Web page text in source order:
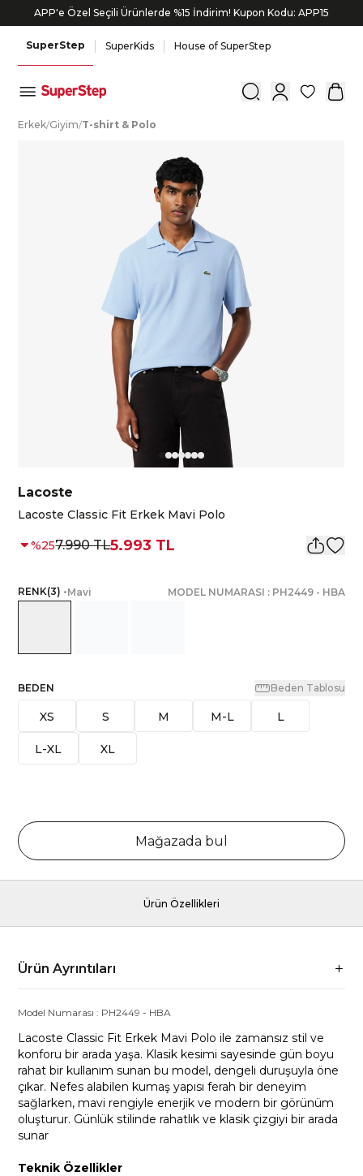
APP'e Özel Seçili Ürünlerde %15 İndirim! Kupon Kodu: APP15
Bonus kartlara özel vade farksız taksit seçenekleri!
SuperStep SuperKids House of SuperStep
0
Erkek/Giyim/T-shirt & Polo
Lacoste
Lacoste Classic Fit Erkek Mavi Polo
%257.990 TL5.993 TL
RENK(3) •Mavi MODEL NUMARASI : PH2449- HBA
BEDEN Beden Tablosu
XS S M M-L L
L-XL XL
Mağazada bul
Ürün Özellikleri
Ürün Ayrıntıları
Model Numarası : PH2449 - HBA
Lacoste Classic Fit Erkek Mavi Polo ile zamansız stil ve
konforu bir arada yaşa. Klasik kesimi sayesinde gün boyu
rahat bir kullanım sunan bu model, dengeli duruşuyla öne
çıkar. Nefes alabilen kumaş yapısı ferah bir deneyim
sağlarken, mavi rengiyle enerjik ve modern bir görünüm
oluşturur. Günlük stilinde rahatlık ve klasik çizgiyi bir arada
sunar
Teknik Özellikler